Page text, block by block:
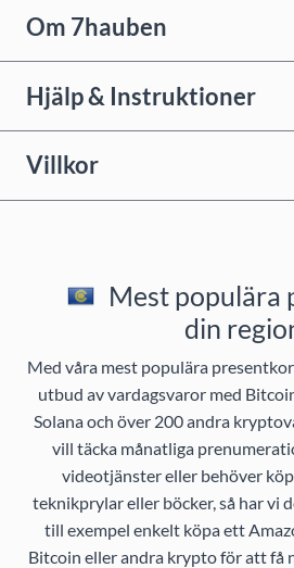
Om 7hauben
Hjälp & Instruktioner
Villkor
Mest populära
din
Med våra mest populära
utbud av vardagsvaror med
Solana och över 200 andra
vill täcka månatliga
videotjänster eller behöver
teknikprylar eller böcker, så har vi
till exempel enkelt köpa ett
Bitcoin eller andra krypto för att få